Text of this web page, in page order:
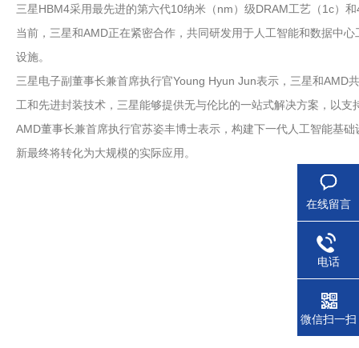
三星HBM4采用最先进的第六代10纳米（nm）级DRAM工艺（1c）
当前，三星和AMD正在紧密合作，共同研发用于人工智能和数据中
设施。
三星电子副董事长兼首席执行官Young Hyun Jun表示，三星和AMD
工和先进封装技术，三星能够提供无与伦比的一站式解决方案，以
AMD董事长兼首席执行官苏姿丰博士表示，构建下一代人工智能基
新最终将转化为大规模的实际应用。
在线留言
电话
微信扫一扫